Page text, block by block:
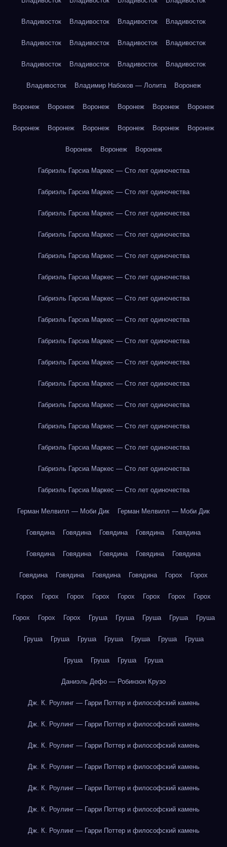
Владивосток Владивосток Владивосток Владивосток
Владивосток Владивосток Владивосток Владивосток
Владивосток Владивосток Владивосток Владивосток
Владивосток Владимир Набоков — Лолита Воронеж
Воронеж Воронеж Воронеж Воронеж Воронеж Воронеж
Воронеж Воронеж Воронеж Воронеж Воронеж Воронеж
Воронеж Воронеж Воронеж
Габриэль Гарсиа Маркес — Сто лет одиночества
Габриэль Гарсиа Маркес — Сто лет одиночества
Габриэль Гарсиа Маркес — Сто лет одиночества
Габриэль Гарсиа Маркес — Сто лет одиночества
Габриэль Гарсиа Маркес — Сто лет одиночества
Габриэль Гарсиа Маркес — Сто лет одиночества
Габриэль Гарсиа Маркес — Сто лет одиночества
Габриэль Гарсиа Маркес — Сто лет одиночества
Габриэль Гарсиа Маркес — Сто лет одиночества
Габриэль Гарсиа Маркес — Сто лет одиночества
Габриэль Гарсиа Маркес — Сто лет одиночества
Габриэль Гарсиа Маркес — Сто лет одиночества
Габриэль Гарсиа Маркес — Сто лет одиночества
Габриэль Гарсиа Маркес — Сто лет одиночества
Габриэль Гарсиа Маркес — Сто лет одиночества
Габриэль Гарсиа Маркес — Сто лет одиночества
Герман Мелвилл — Моби Дик Герман Мелвилл — Моби Дик
Говядина Говядина Говядина Говядина Говядина
Говядина Говядина Говядина Говядина Говядина
Говядина Говядина Говядина Говядина Горох Горох
Горох Горох Горох Горох Горох Горох Горох Горох
Горох Горох Горох Груша Груша Груша Груша Груша
Груша Груша Груша Груша Груша Груша Груша
Груша Груша Груша Груша
Даниэль Дефо — Робинзон Крузо
Дж. К. Роулинг — Гарри Поттер и философский камень
Дж. К. Роулинг — Гарри Поттер и философский камень
Дж. К. Роулинг — Гарри Поттер и философский камень
Дж. К. Роулинг — Гарри Поттер и философский камень
Дж. К. Роулинг — Гарри Поттер и философский камень
Дж. К. Роулинг — Гарри Поттер и философский камень
Дж. К. Роулинг — Гарри Поттер и философский камень